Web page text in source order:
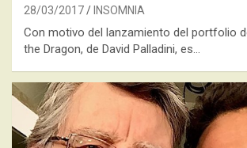
28/03/2017 INSOMNIA
Con motivo del lanzamiento del portfolio
the Dragon, de David Palladini, es…